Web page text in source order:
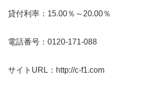
貸付利率：15.00％～20.00％
電話番号：0120-171-088
サイトURL：http://c-f1.com